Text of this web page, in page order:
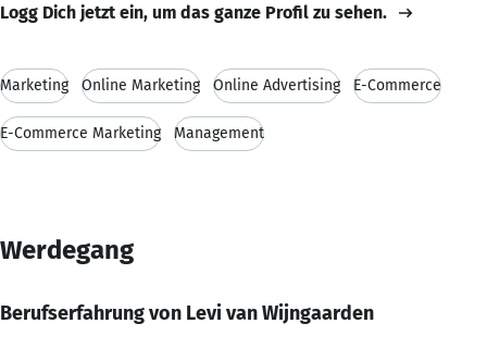
Logg Dich jetzt ein, um das ganze Profil zu sehen.
Marketing Online Marketing Online Advertising E-Commerce
E-Commerce Marketing Management
Werdegang
Berufserfahrung von Levi van Wijngaarden